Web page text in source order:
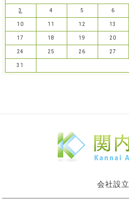
3 4 5 6
10 11 12 13
17 18 19 20
24 25 26 27
31
会社設立